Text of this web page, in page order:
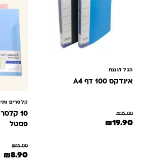
הכל לגננת
אינדקס 100 דף A4
₪25.00
המחיר המקורי היה: ₪25.00.
₪19.90
קלסרים
פסטל
₪15.00
המחיר ₪8.90